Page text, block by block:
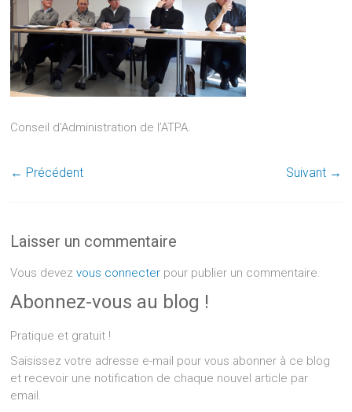
Conseil d’Administration de l’ATPA.
← Précédent Suivant →
Laisser un commentaire
Vous devezvous connecter pour publier un commentaire.
Abonnez-vous au blog !
Pratique et gratuit !
Saisissez votre adresse e-mail pour vous abonner à ce blog
et recevoir une notification de chaque nouvel article par
email.